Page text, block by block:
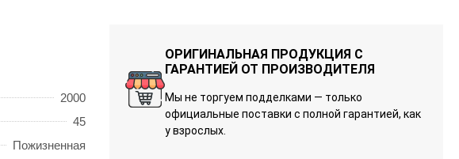
2000
45
Пожизненная
ОРИГИНАЛЬНАЯ ПРОДУКЦИЯ С
ГАРАНТИЕЙ ОТ ПРОИЗВОДИТЕЛЯ
Мы не торгуем подделками — только
официальные поставки с полной гарантией, как
у взрослых.